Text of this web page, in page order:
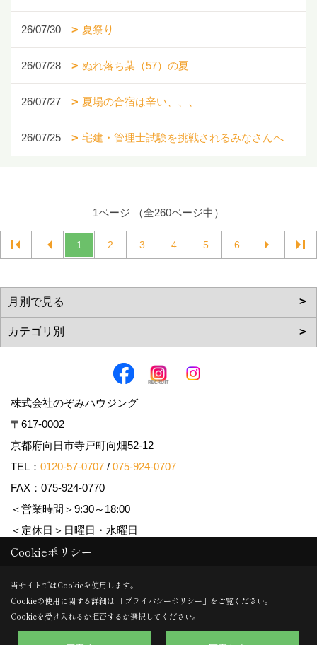
26/07/30 夏祭り
26/07/28 ぬれ落ち葉（57）の夏
26/07/27 夏場の合宿は辛い、、、
26/07/25 宅建・管理士試験を挑戦されるみなさんへ
1ページ （全260ページ中）
1 2 3 4 5 6
株式会社のぞみハウジング
〒617-0002
京都府向日市寺戸町向畑52-12
TEL： 0120-57-0707 / 075-924-0707
FAX：075-924-0770
＜営業時間＞9:30～18:00
＜定休日＞日曜日・水曜日
Copyright (c) Nozomi Housing. All Rights Reserved.
Produced byゴデスクリエイト
Cookieポリシー
当サイトではCookieを使用します。
Cookieの使用に関する詳細は 「プライバシーポリシー 」をご覧ください。
Cookieを受け入れるか拒否するか選択してください。